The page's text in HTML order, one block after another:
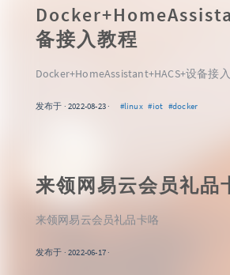
备接入教程
Docker+HomeAssistant+HACS+设备接
发布于 · 2022-08-23 · #linux #iot #docker
来领网易云会员礼品
来领网易云会员礼品卡咯
发布于 · 2022-06-17 ·